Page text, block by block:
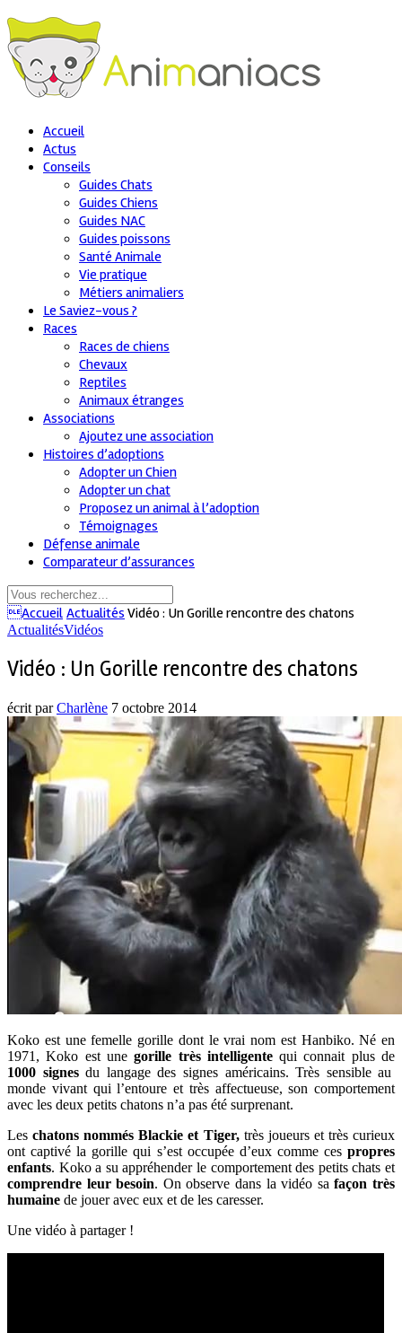
Accueil
Actus
Conseils
Guides Chats
Guides Chiens
Guides NAC
Guides poissons
Santé Animale
Vie pratique
Métiers animaliers
Le Saviez-vous ?
Races
Races de chiens
Chevaux
Reptiles
Animaux étranges
Associations
Ajoutez une association
Histoires d’adoptions
Adopter un Chien
Adopter un chat
Proposez un animal à l’adoption
Témoignages
Défense animale
Comparateur d’assurances
Accueil Actualités Vidéo : Un Gorille rencontre des chatons
ActualitésVidéos
Vidéo : Un Gorille rencontre des chatons
écrit parCharlène 7 octobre 2014
Koko est une femelle gorille dont le vrai nom est Hanbiko. Né en
1971, Koko est unegorille très intelligentequi connait plus de
1000 signesdu langage des signes américains. Très sensible au
monde vivant qui l’entoure et très affectueuse, son comportement
avec les deux petits chatons n’a pas été surprenant.
Leschatons nommés Blackie et Tiger,très joueurs et très curieux
ont captivé la gorille qui s’est occupée d’eux comme ces propres
enfants. Koko a su appréhender le comportement des petits chats et
comprendre leur besoin. On observe dans la vidéo safaçon très
humaine de jouer avec eux et de les caresser.
Une vidéo à partager !